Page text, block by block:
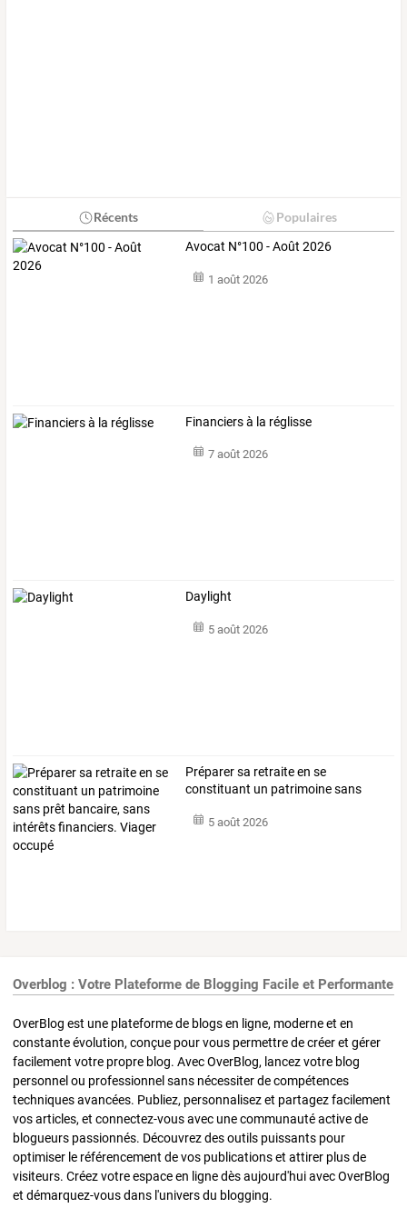
Récents Populaires
Avocat N°100 - Août 2026
1 août 2026
Financiers à la réglisse
7 août 2026
Daylight
5 août 2026
Préparersa retraiteen se
constituant un patrimoinesans
5 août 2026
Overblog : Votre Plateforme de Blogging Facile et Performante
OverBlog est une plateforme de blogs en ligne, moderne et en
constante évolution, conçue pour vous permettre de créer et gérer
facilement votre propre blog. Avec OverBlog, lancez votre blog
personnel ou professionnel sans nécessiter de compétences
techniques avancées. Publiez, personnalisez et partagez facilement
vos articles, et connectez-vous avec une communauté active de
blogueurs passionnés. Découvrez des outils puissants pour
optimiser le référencement de vos publications et attirer plus de
visiteurs. Créez votre espace en ligne dès aujourd'hui avec OverBlog
et démarquez-vous dans l'univers du blogging.